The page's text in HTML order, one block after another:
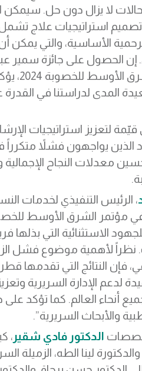
لا يزال دون حل. سيمكن
تصميم استراتيجيات علاج
الأساسية، والتي يمكن
إن الحصول على جائزة سمير
لأفضل بحث في مؤتمر الشرق الأوسط
المدى لدراستنا في القدرة
لتعزيز استراتيجيات
الذين يواجهون فشلاً متكرراً
معدلات النجاح الإجمالية
، الرئيس التنفيذي لخدمات
مؤتمر الشرق الأوسط
للجهود الاستثنائية التي بذلها
لأهمية موضوع فشل
فإن النتائج التي تقدمها قطر
لدعم الإدارة السريرية
أنحاء العالم. كما تؤكد على
والأبحاث السريرية”.
الدكتور فادي شقير ،
لينا الطه، الزميلة